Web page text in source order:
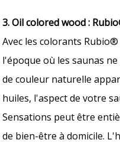
3. Oil colored wood :
Avec les colorants
l'époque où les saunas
de couleur naturelle
huiles, l'aspect de votre
Sensations peut être
de bien-être à domicile.